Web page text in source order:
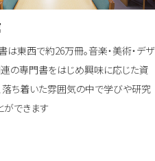
は東西で約26万冊。音楽・美術・デザ
連の専門書をはじめ興味に応じた資
落ち着いた雰囲気の中で学びや研究
ができます